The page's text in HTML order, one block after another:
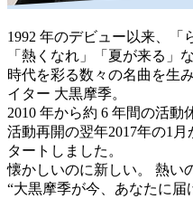
1992 年のデビュー以来、「
「熱くなれ」「夏が来る」な
時代を彩る数々の名曲を生
イター 大黒摩季。
2010 年から約 6 年間の活動
活動再開の翌年2017年の1月
タートしました。
懐かしいのに新しい。 熱い
“大黒摩季が今、あなたに届